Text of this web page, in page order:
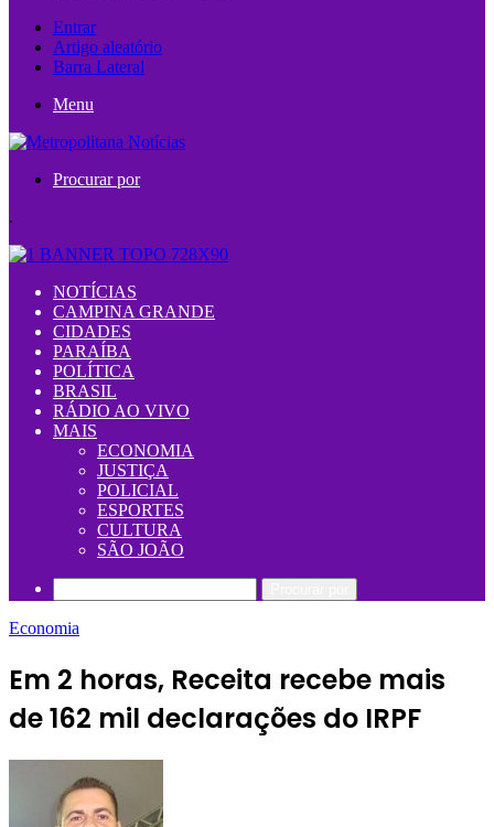
Entrar
Artigo aleatório
Barra Lateral
Menu
Procurar por
.
NOTÍCIAS
CAMPINA GRANDE
CIDADES
PARAÍBA
POLÍTICA
BRASIL
RÁDIO AO VIVO
MAIS
ECONOMIA
JUSTIÇA
POLICIAL
ESPORTES
CULTURA
SÃO JOÃO
Economia
Em 2 horas, Receita recebe mais
de 162 mil declarações do IRPF